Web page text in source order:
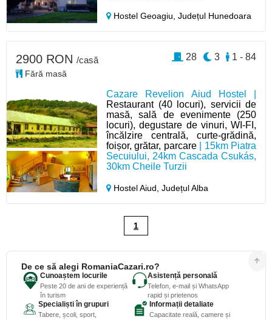
Hostel Geoagiu,Județul Hunedoara
Cazare Revelion Aiud Hostel |
Restaurant (40 locuri), servicii de
masă, sală de evenimente (250
locuri), degustare de vinuri, WI-FI,
încălzire centrală, curte-grădină,
foișor, grătar, parcare| 15km Piatra
Secuiului, 24km Cascada Csukás,
30km Cheile Turzii
Hostel Aiud,Județul Alba
2900 RON /casă
Fără masă
1 - 84
3
28
1
De ce să alegi RomaniaCazari.ro?
Cunoaștem locurile
Peste 20 de ani de experiență
în turism
Asistență personală
Telefon, e-mail și WhatsApp
rapid și prietenos
Specialiști în grupuri
Tabere, școli, sport,
Informații detaliate
Capacitate reală, camere și